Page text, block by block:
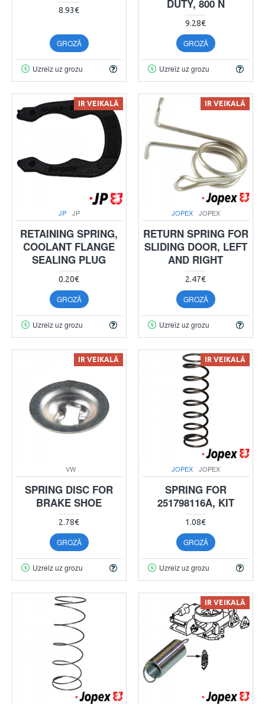
8.93€
GROZĀ
Uzreiz uz grozu
DUTY, 800 N
9.28€
GROZĀ
Uzreiz uz grozu
IR VEIKALĀ
JP JP
RETAINING SPRING,
COOLANT FLANGE
SEALING PLUG
0.20€
GROZĀ
Uzreiz uz grozu
IR VEIKALĀ
JOPEX JOPEX
RETURN SPRING FOR
SLIDING DOOR, LEFT
AND RIGHT
2.47€
GROZĀ
Uzreiz uz grozu
IR VEIKALĀ
VW
SPRING DISC FOR
BRAKE SHOE
2.78€
GROZĀ
Uzreiz uz grozu
IR VEIKALĀ
JOPEX JOPEX
SPRING FOR
251798116A, KIT
1.08€
GROZĀ
Uzreiz uz grozu
IR VEIKALĀ